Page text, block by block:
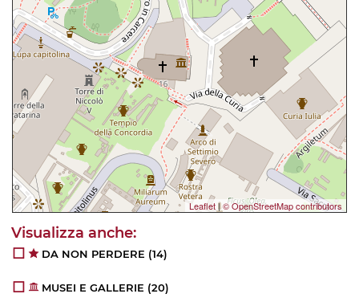
Leaflet|© OpenStreetMap contributors
DA NON PERDERE (14)
MUSEI E GALLERIE (20)